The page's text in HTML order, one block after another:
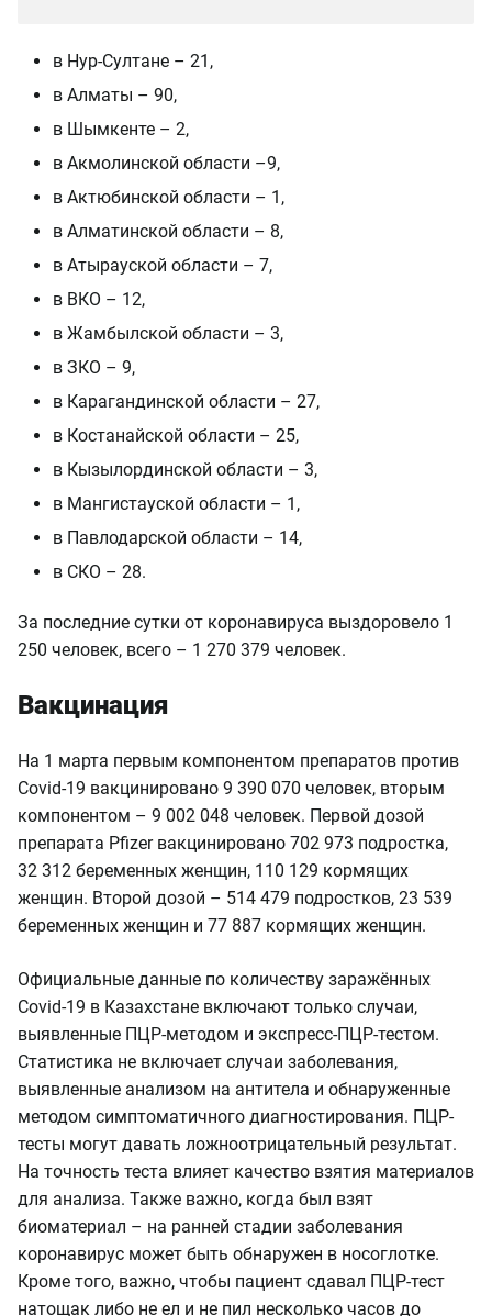
в Нур-Султане – 21,
в Алматы – 90,
в Шымкенте – 2,
в Акмолинской области –9,
в Актюбинской области – 1,
в Алматинской области – 8,
в Атырауской области – 7,
в ВКО – 12,
в Жамбылской области – 3,
в ЗКО – 9,
в Карагандинской области – 27,
в Костанайской области – 25,
в Кызылординской области – 3,
в Мангистауской области – 1,
в Павлодарской области – 14,
в СКО – 28.
За последние сутки от коронавируса выздоровело 1
250 человек, всего – 1 270 379 человек.
Вакцинация
На 1 марта первым компонентом препаратов против
Covid-19 вакцинировано 9 390 070 человек, вторым
компонентом – 9 002 048 человек. Первой дозой
препарата Pfizer вакцинировано 702 973 подростка,
32 312 беременных женщин, 110 129 кормящих
женщин. Второй дозой – 514 479 подростков, 23 539
беременных женщин и 77 887 кормящих женщин.
Официальные данные по количеству заражённых
Covid-19 в Казахстане включают только случаи,
выявленные ПЦР-методом и экспресс-ПЦР-тестом.
Статистика не включает случаи заболевания,
выявленные анализом на антитела и обнаруженные
методом симптоматичного диагностирования. ПЦР-
тесты могут давать ложноотрицательный результат.
На точность теста влияет качество взятия материалов
для анализа. Также важно, когда был взят
биоматериал – на ранней стадии заболевания
коронавирус может быть обнаружен в носоглотке.
Кроме того, важно, чтобы пациент сдавал ПЦР-тест
натощак либо не ел и не пил несколько часов до